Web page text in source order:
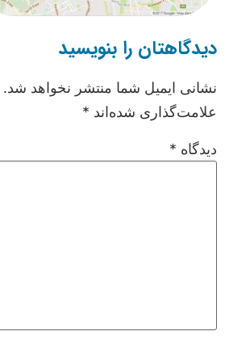
دیدگاهتان را بنویسید
نشانی ایمیل شما منتشر نخواهد شد.
علامت‌گذاری شده‌اند *
دیدگاه *